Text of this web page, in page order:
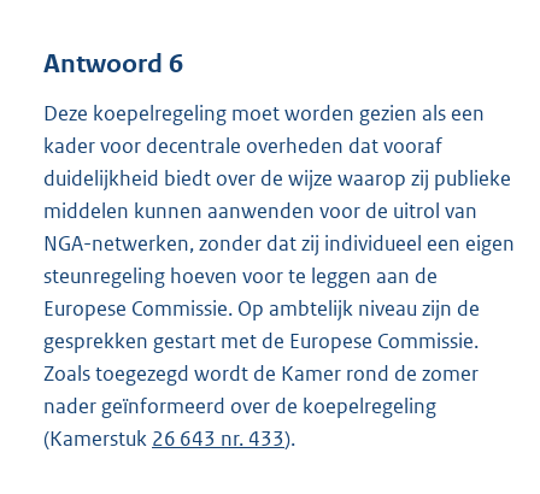
Antwoord 6
Deze koepelregeling moet worden gezien als een
kader voor decentrale overheden dat vooraf
duidelijkheid biedt over de wijze waarop zij publieke
middelen kunnen aanwenden voor de uitrol van
NGA-netwerken, zonder dat zij individueel een eigen
steunregeling hoeven voor te leggen aan de
Europese Commissie. Op ambtelijk niveau zijn de
gesprekken gestart met de Europese Commissie.
Zoals toegezegd wordt de Kamer rond de zomer
nader geïnformeerd over de koepelregeling
(Kamerstuk 26 643 nr. 433).